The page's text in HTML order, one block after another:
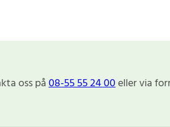
oss på08-55 55 24 00eller via